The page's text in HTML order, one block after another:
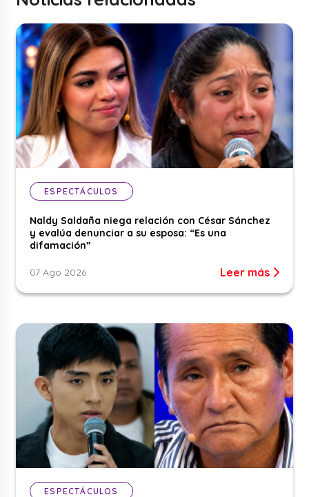
ESPECTÁCULOS
Naldy Saldaña niega relación con César Sánchez
y evalúa denunciar a su esposa: “Es una
difamación”
07 Ago 2026 Leer más
ESPECTÁCULOS